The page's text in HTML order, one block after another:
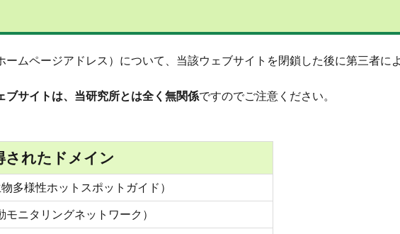
ームページアドレス）について、当該ウェブサイトを閉鎖した後に第三者に
ブサイト は、当研究所とは全く無関係ですのでご注意ください。
されたドメイン
多様性ホットスポットガイド）
ニタリングネットワーク）